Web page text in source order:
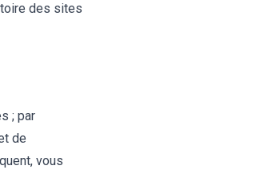
des sites
; par
de
vous